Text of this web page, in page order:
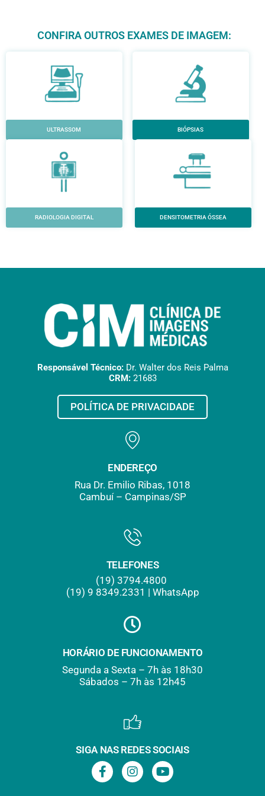
CONFIRA OUTROS EXAMES DE IMAGEM:
ULTRASSOM BIÓPSIAS
RADIOLOGIA DIGITAL DENSITOMETRIA ÓSSEA
Responsável Técnico:Dr. Walter dos Reis Palma
CRM:21683
POLÍTICA DE PRIVACIDADE
ENDEREÇO
Rua Dr. Emilio Ribas, 1018
Cambuí – Campinas/SP
TELEFONES
(19) 3794.4800
(19) 9 8349.2331 | WhatsApp
HORÁRIO DE FUNCIONAMENTO
Segunda a Sexta – 7h às 18h30
Sábados – 7h às 12h45
SIGA NAS REDES SOCIAIS